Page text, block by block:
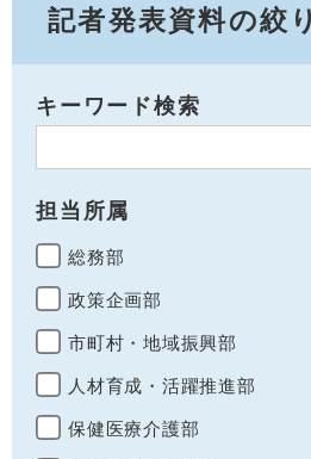
記者発表資料の絞
キーワード検索
担当所属
総務部
政策企画部
市町村・地域振興部
人材育成・活躍推進部
保健医療介護部